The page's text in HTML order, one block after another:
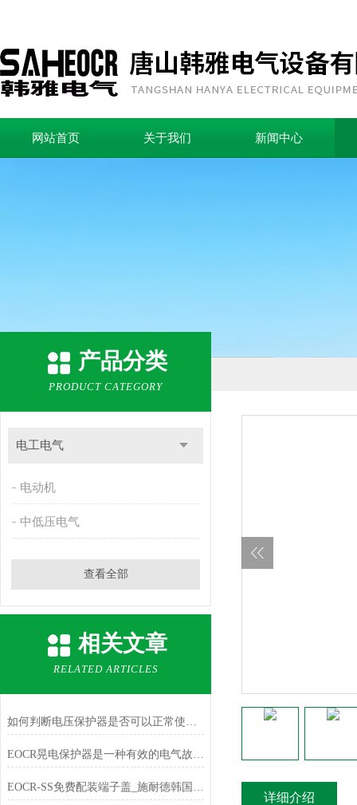
网站首页 关于我们 新闻中心
产品分类
PRODUCT CATEGORY
电工电气
电动机
中低压电气
查看全部
相关文章
RELATED ARTICLES
如何判断电压保护器是否可以正常使用？
EOCR晃电保护器是一种有效的电气故障保护设备
EOCR-SS免费配装端子盖_施耐德韩国三和SAMWHA
详细介绍